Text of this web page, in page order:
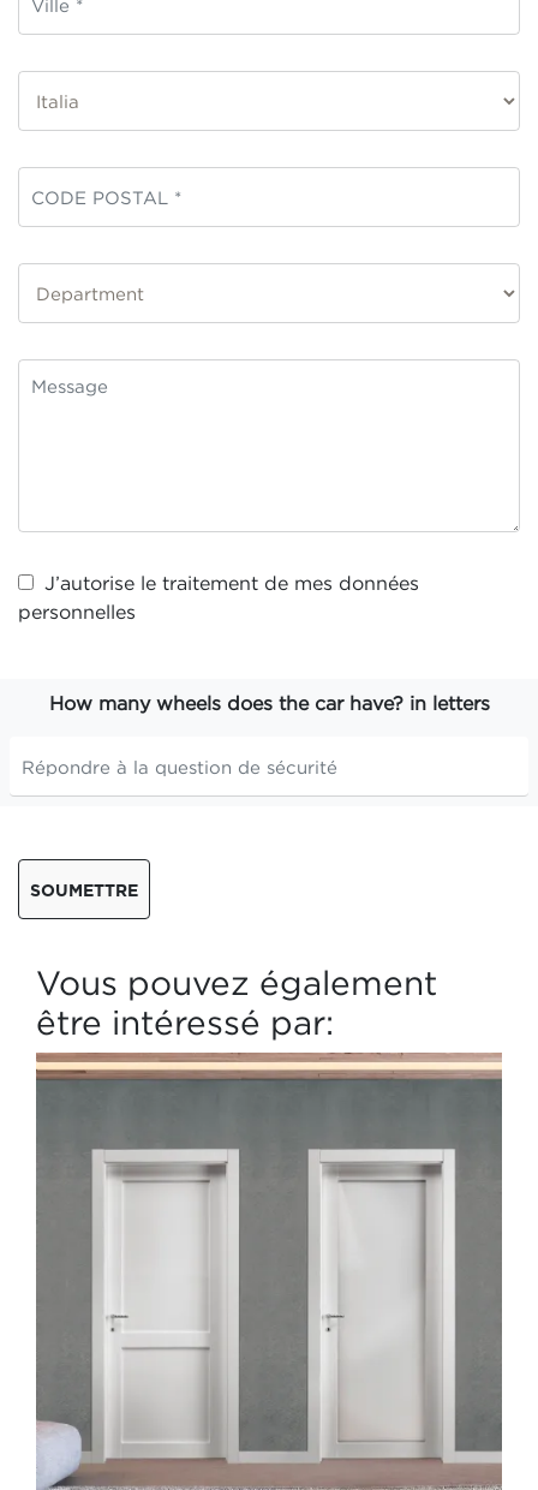
J’autorise le traitement de mes données
personnelles
How many wheels does the car have? in letters
SOUMETTRE
Vous pouvez également
être intéressé par: